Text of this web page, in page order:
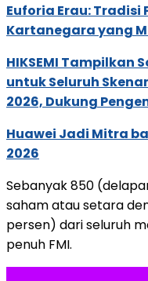
Euforia Erau: Tradisi
Kartanegara yang
HIKSEMI Tampilkan
untuk Seluruh
2026, Dukung
Huawei Jadi Mitra
2026
Sebanyak 850
saham atau setara
persen) dari seluruh
penuh FMI.